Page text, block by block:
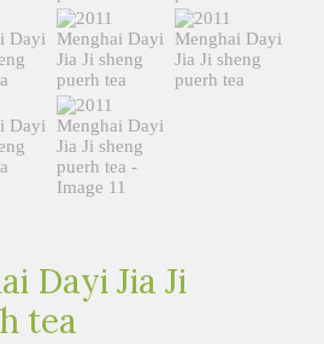
Dayi Jia Ji
tea